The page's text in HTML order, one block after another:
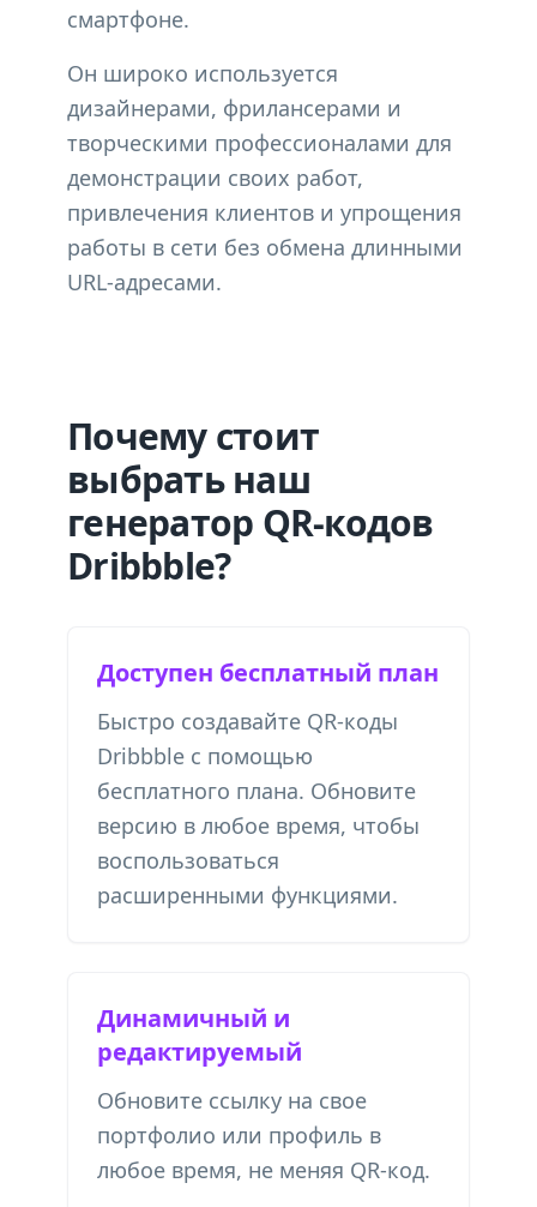
смартфоне.
Он широко используется
дизайнерами, фрилансерами и
творческими профессионалами для
демонстрации своих работ,
привлечения клиентов и упрощения
работы в сети без обмена длинными
URL-адресами.
Почему стоит
выбрать наш
генератор QR-кодов
Dribbble?
Доступен бесплатный план
Быстро создавайте QR-коды
Dribbble с помощью
бесплатного плана. Обновите
версию в любое время, чтобы
воспользоваться
расширенными функциями.
Динамичный и
редактируемый
Обновите ссылку на свое
портфолио или профиль в
любое время, не меняя QR-код.